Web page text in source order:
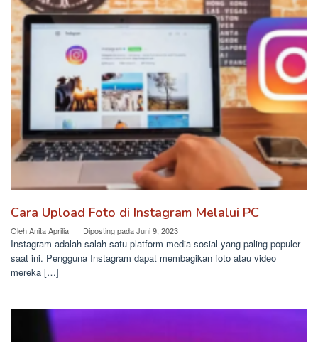
Cara Upload Foto di Instagram Melalui PC
OlehAnita Aprilia Diposting padaJuni 9, 2023
Instagram adalah salah satu platform media sosial yang paling populer
saat ini. Pengguna Instagram dapat membagikan foto atau video
mereka […]